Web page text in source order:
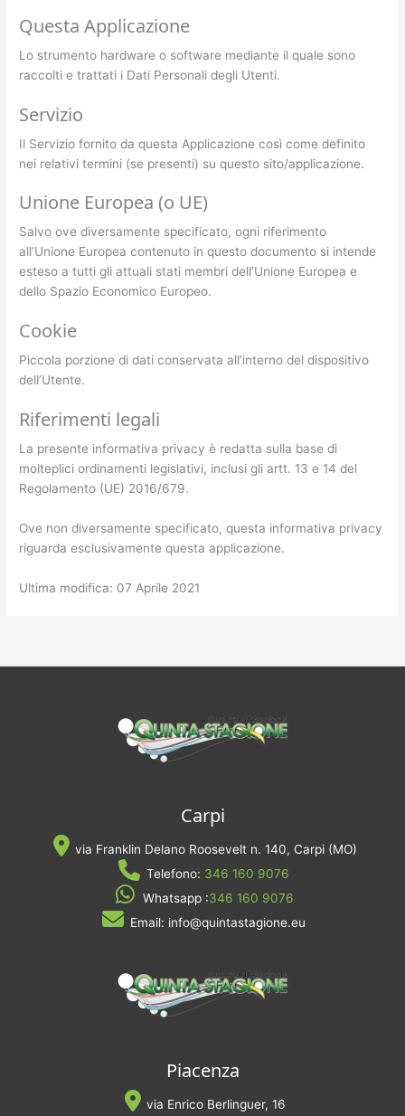
Questa Applicazione
Lo strumento hardware o software mediante il quale sono
raccolti e trattati i Dati Personali degli Utenti.
Servizio
Il Servizio fornito da questa Applicazione così come definito
nei relativi termini (se presenti) su questo sito/applicazione.
Unione Europea (o UE)
Salvo ove diversamente specificato, ogni riferimento
all’Unione Europea contenuto in questo documento si intende
esteso a tutti gli attuali stati membri dell’Unione Europea e
dello Spazio Economico Europeo.
Cookie
Piccola porzione di dati conservata all’interno del dispositivo
dell’Utente.
Riferimenti legali
La presente informativa privacy è redatta sulla base di
molteplici ordinamenti legislativi, inclusi gli artt. 13 e 14 del
Regolamento (UE) 2016/679.
Ove non diversamente specificato, questa informativa privacy
riguarda esclusivamente questa applicazione.
Ultima modifica: 07 Aprile 2021
Carpi
via Franklin Delano Roosevelt n. 140, Carpi (MO)
Telefono: 346 160 9076
Whatsapp :346 160 9076
Email: info@quintastagione.eu
Piacenza
via Enrico Berlinguer, 16